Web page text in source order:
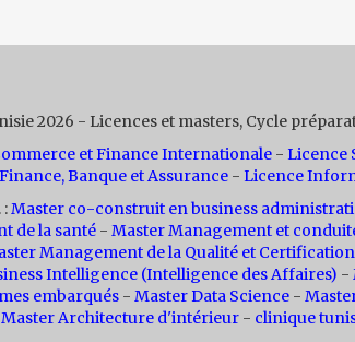
2026 - Licences et masters, Cycle
et Finance Internationale - Licence
Banque et Assurance - Licence
:Master co-construit en business
de la santé - Master Management et
Management de la Qualité et Certification
Intelligence (Intelligence des Affaires) -
embarqués - Master Data Science -
Master Architecture d'intérieur - clinique